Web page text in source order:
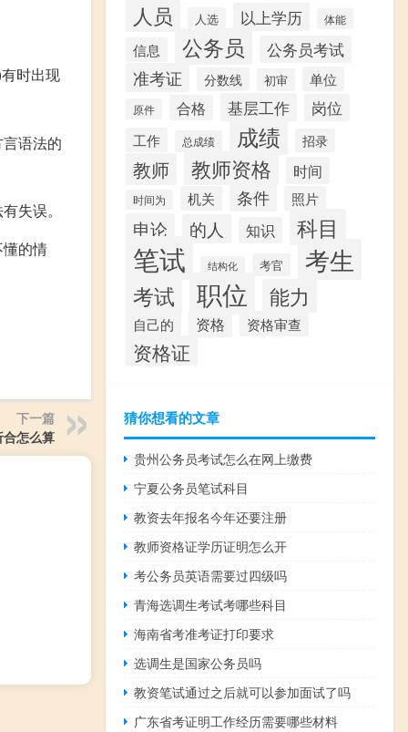
时出现
语法的
失误。
的情
下一篇
怎么算
人员 人选 以上学历 体能
信息 公务员 公务员考试
准考证 分数线 初审 单位
原件 合格 基层工作 岗位
工作 总成绩 成绩 招录
教师 教师资格 时间
时间为 机关 条件 照片
申论 的人 知识 科目
笔试 结构化 考官 考生
考试 职位 能力
自己的 资格 资格审查
资格证
猜你想看的文章
贵州公务员考试怎么在网上缴费
宁夏公务员笔试科目
教资去年报名今年还要注册
教师资格证学历证明怎么开
考公务员英语需要过四级吗
青海选调生考试考哪些科目
海南省考准考证打印要求
选调生是国家公务员吗
教资笔试通过之后就可以参加面试了吗
广东省考证明工作经历需要哪些材料